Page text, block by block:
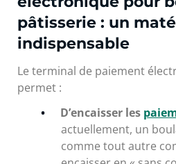
pâtisserie : un
indispensable
Le terminal de paiement
permet :
D’encaisser les
actuellement, un
comme tout autre